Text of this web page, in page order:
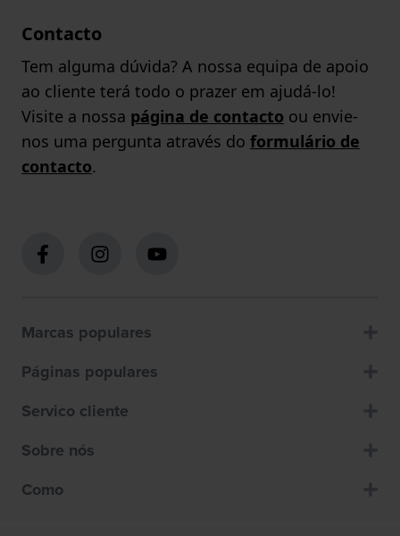
Contacto
Tem alguma dúvida? A nossa equipa de apoio
ao cliente terá todo o prazer em ajudá-lo!
Visite a nossa página de contacto ou envie-
nos uma pergunta através do formulário de
contacto.
Marcas populares
Páginas populares
Servico cliente
Sobre nós
Como